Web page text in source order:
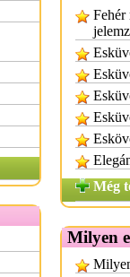
Fehér
Még
Milyen